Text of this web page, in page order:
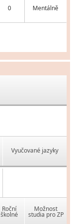
0 Mentálně
Vyučované jazyky
Roční
školné
Možnost
studia pro ZP